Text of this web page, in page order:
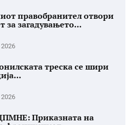
правобранител отвори
за загадувањето...
треска се шири
Приказната на